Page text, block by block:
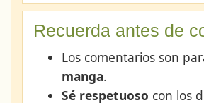
Recuerda antes de
Los comentarios son
manga.
Sé respetuoso con los